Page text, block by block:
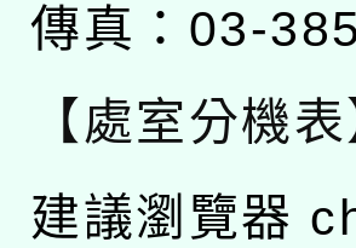
傳真：03-
【處室分機表
建議瀏覽器